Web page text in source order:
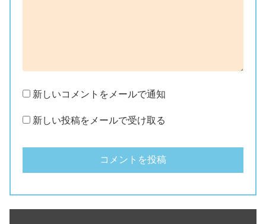
新しいコメントをメールで通知
新しい投稿をメールで受け取る